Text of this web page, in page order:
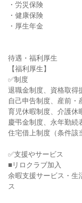
・労災保険
・健康保険
・厚生年金
待遇・福利厚生
【福利厚生】
✅制度
退職金制度、資格取得
自己申告制度、産前・
育児休暇制度、介護休
慶弔金制度、永年勤続
住宅借上制度（条件該
✅支援やサービス
■リロクラブ加入
余暇支援サービス・生
ス